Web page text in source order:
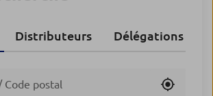
Distributeurs Délégations
Utiliser